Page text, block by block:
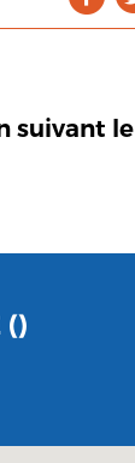
suivant le
()